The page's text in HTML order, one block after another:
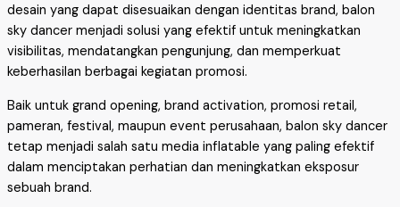
desain yang dapat disesuaikan dengan identitas brand, balon
sky dancer menjadi solusi yang efektif untuk meningkatkan
visibilitas, mendatangkan pengunjung, dan memperkuat
keberhasilan berbagai kegiatan promosi.
Baik untuk grand opening, brand activation, promosi retail,
pameran, festival, maupun event perusahaan, balon sky dancer
tetap menjadi salah satu media inflatable yang paling efektif
dalam menciptakan perhatian dan meningkatkan eksposur
sebuah brand.